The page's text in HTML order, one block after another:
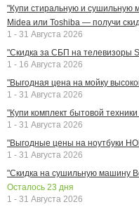
"Купи стиральную и
Midea или Toshiba — получи
1 - 31 Августа 2026
"Скидка за СБП на телевизоры
1 - 16 Августа 2026
"Выгодная цена на мойку
1 - 31 Августа 2026
"Купи комплект бытовой
1 - 31 Августа 2026
"Выгодные цены на ноутбуки
1 - 31 Августа 2026
"Скидка на сушильную машину
Осталось 23 дня
1 - 31 Августа 2026